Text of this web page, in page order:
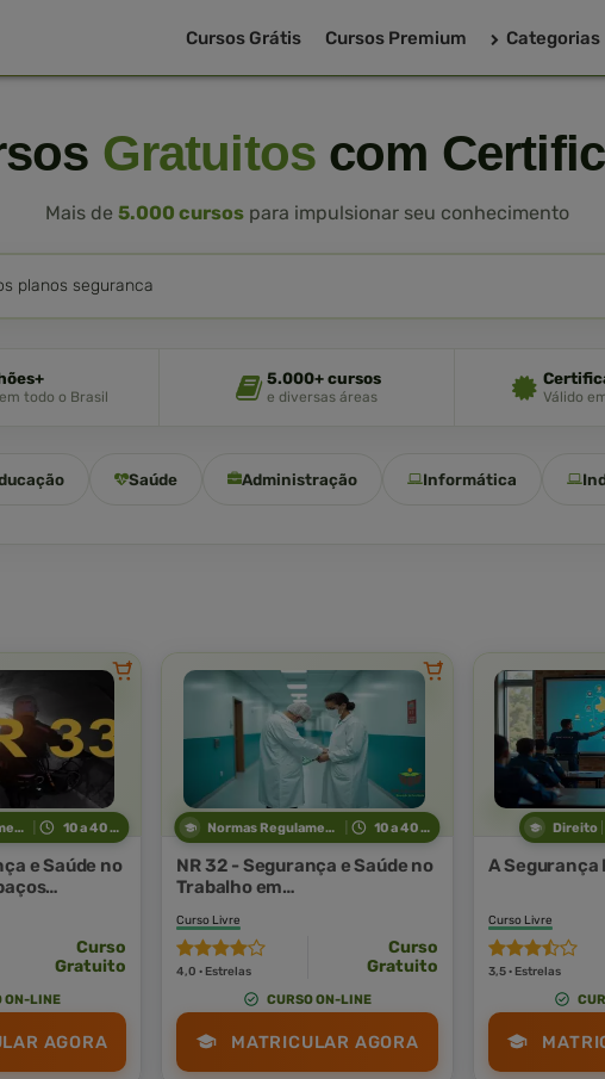
Cursos Grátis Cursos Premium Categorias
Gratuitos com
Mais de 5.000 cursos para impulsionar seu conhecimento
todo o Brasil
5.000+ cursos
e diversas áreas Válido
Saúde Administração Informática
Normas Regulamentadoras 10 a 40 horas
e Saúde no
Curso
Gratuito
ON-LINE
AGORA
Normas Regulamentadoras 10 a 40 horas
NR 32 - Segurança e Saúde no
Trabalho em
Curso Livre
4,0 · Estrelas
Curso
Gratuito
CURSO ON-LINE
MATRICULAR AGORA
Direito
A Segurança
Curso Livre
3,5 · Estrelas